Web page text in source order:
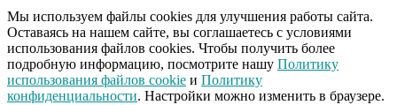
Мы используем файлы cookies для улучшения работы сайта.
Оставаясь на нашем сайте, вы соглашаетесь с условиями
использования файлов cookies. Чтобы получить более
подробную информацию, посмотрите нашу Политику
использования файлов cookie и Политику
конфиденциальности. Настройки можно изменить в браузере.